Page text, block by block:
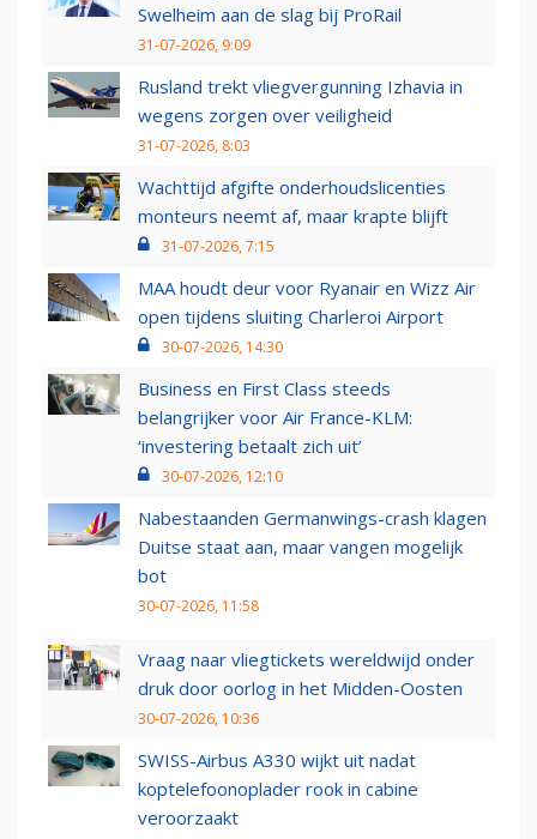
Swelheim aan de slag bij ProRail
31-07-2026, 9:09
Rusland trekt vliegvergunning Izhavia in
wegens zorgen over veiligheid
31-07-2026, 8:03
Wachttijd afgifte onderhoudslicenties
monteurs neemt af, maar krapte blijft
31-07-2026, 7:15
MAA houdt deur voor Ryanair en Wizz Air
open tijdens sluiting Charleroi Airport
30-07-2026, 14:30
Business en First Class steeds
belangrijker voor Air France-KLM:
‘investering betaalt zich uit’
30-07-2026, 12:10
Nabestaanden Germanwings-crash klagen
Duitse staat aan, maar vangen mogelijk
bot
30-07-2026, 11:58
Vraag naar vliegtickets wereldwijd onder
druk door oorlog in het Midden-Oosten
30-07-2026, 10:36
SWISS-Airbus A330 wijkt uit nadat
koptelefoonoplader rook in cabine
veroorzaakt